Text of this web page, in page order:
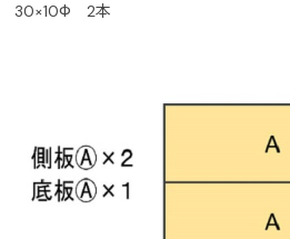
30×10Ф 2本